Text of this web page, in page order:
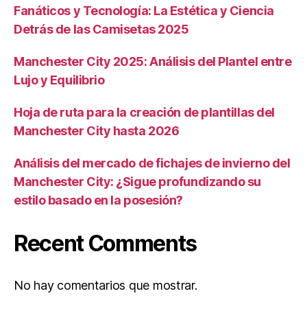
Fanáticos y Tecnología: La Estética y Ciencia
Detrás de las Camisetas 2025
Manchester City 2025: Análisis del Plantel entre
Lujo y Equilibrio
Hoja de ruta para la creación de plantillas del
Manchester City hasta 2026
Análisis del mercado de fichajes de invierno del
Manchester City: ¿Sigue profundizando su
estilo basado en la posesión?
Recent Comments
No hay comentarios que mostrar.